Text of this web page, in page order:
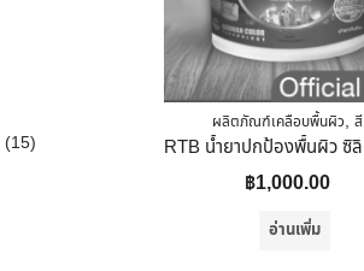
ผลิตภัณฑ์เคลือบพื้นผิว, สี
฿1,000.00
อ่านเพิ่ม
(15)